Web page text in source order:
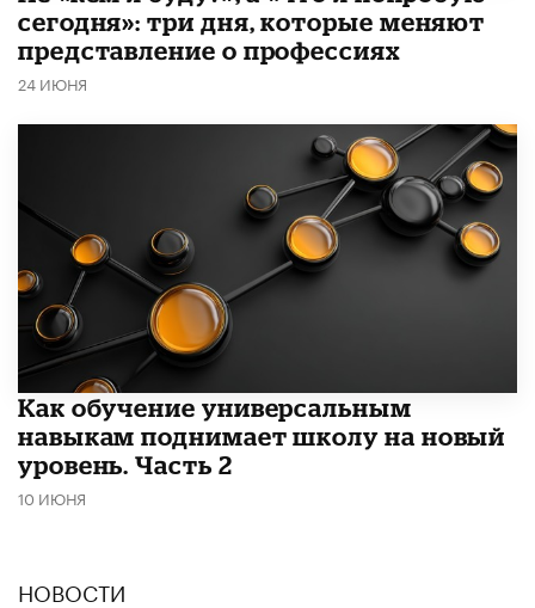
сегодня»: три дня, которые меняют
представление о профессиях
24 ИЮНЯ
​Как обучение универсальным
навыкам поднимает школу на новый
уровень. Часть 2
10 ИЮНЯ
НОВОСТИ